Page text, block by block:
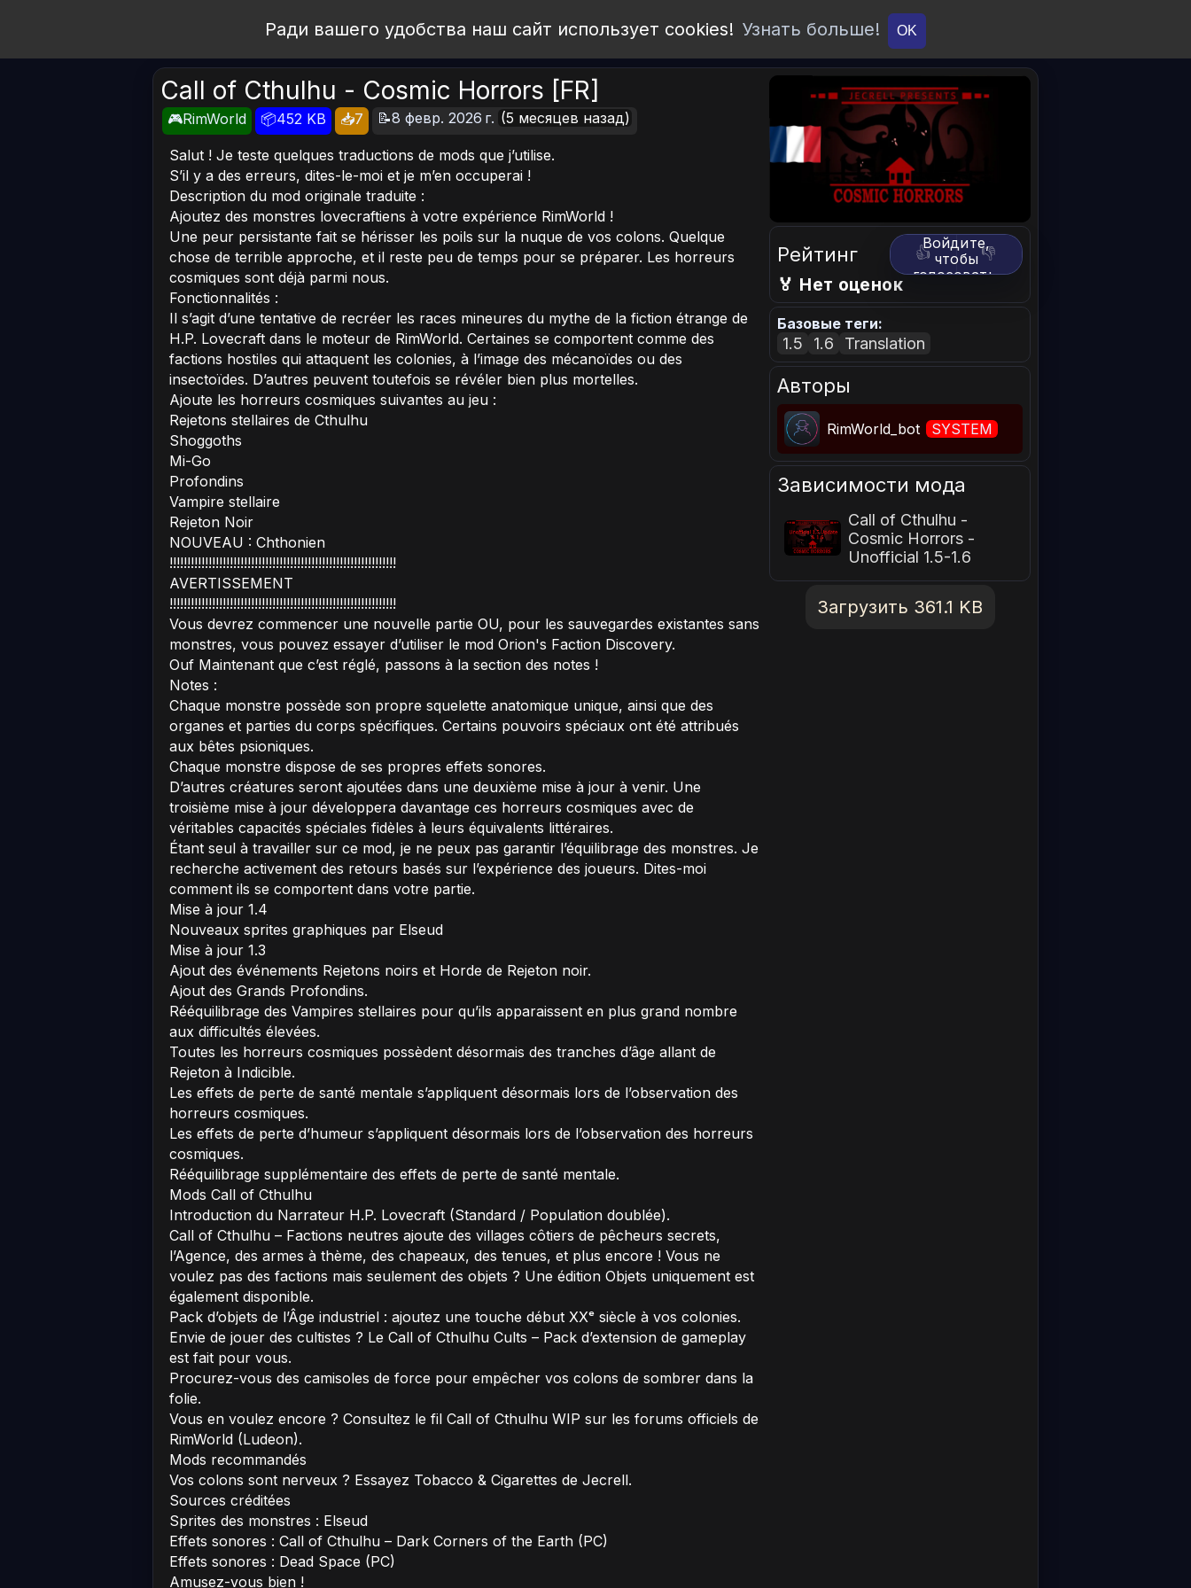
Ради вашего удобства наш сайт использует cookies! Узнать больше! OK
Call of Cthulhu - Cosmic Horrors [FR]
🎮RimWorld 📦452 KB 📥7 📝8 февр. 2026 г. (5 месяцев назад)
Salut ! Je teste quelques traductions de mods que j’utilise.
S’il y a des erreurs, dites-le-moi et je m’en occuperai !
Description du mod originale traduite :
Ajoutez des monstres lovecraftiens à votre expérience RimWorld !
Une peur persistante fait se hérisser les poils sur la nuque de vos colons. Quelque
chose de terrible approche, et il reste peu de temps pour se préparer. Les horreurs
cosmiques sont déjà parmi nous.
Fonctionnalités :
Il s’agit d’une tentative de recréer les races mineures du mythe de la fiction étrange de
H.P. Lovecraft dans le moteur de RimWorld. Certaines se comportent comme des
factions hostiles qui attaquent les colonies, à l’image des mécanoïdes ou des
insectoïdes. D’autres peuvent toutefois se révéler bien plus mortelles.
Ajoute les horreurs cosmiques suivantes au jeu :
Rejetons stellaires de Cthulhu
Shoggoths
Mi-Go
Profondins
Vampire stellaire
Rejeton Noir
NOUVEAU : Chthonien
!!!!!!!!!!!!!!!!!!!!!!!!!!!!!!!!!!!!!!!!!!!!!!!!!!!!!!!!!!!!!!!!
AVERTISSEMENT
!!!!!!!!!!!!!!!!!!!!!!!!!!!!!!!!!!!!!!!!!!!!!!!!!!!!!!!!!!!!!!!!
Vous devrez commencer une nouvelle partie OU, pour les sauvegardes existantes sans
monstres, vous pouvez essayer d’utiliser le mod Orion's Faction Discovery.
Ouf Maintenant que c’est réglé, passons à la section des notes !
Notes :
Chaque monstre possède son propre squelette anatomique unique, ainsi que des
organes et parties du corps spécifiques. Certains pouvoirs spéciaux ont été attribués
aux bêtes psioniques.
Chaque monstre dispose de ses propres effets sonores.
D’autres créatures seront ajoutées dans une deuxième mise à jour à venir. Une
troisième mise à jour développera davantage ces horreurs cosmiques avec de
véritables capacités spéciales fidèles à leurs équivalents littéraires.
Étant seul à travailler sur ce mod, je ne peux pas garantir l’équilibrage des monstres. Je
recherche activement des retours basés sur l’expérience des joueurs. Dites-moi
comment ils se comportent dans votre partie.
Mise à jour 1.4
Nouveaux sprites graphiques par Elseud
Mise à jour 1.3
Ajout des événements Rejetons noirs et Horde de Rejeton noir.
Ajout des Grands Profondins.
Rééquilibrage des Vampires stellaires pour qu’ils apparaissent en plus grand nombre
aux difficultés élevées.
Toutes les horreurs cosmiques possèdent désormais des tranches d’âge allant de
Rejeton à Indicible.
Les effets de perte de santé mentale s’appliquent désormais lors de l’observation des
horreurs cosmiques.
Les effets de perte d’humeur s’appliquent désormais lors de l’observation des horreurs
cosmiques.
Rééquilibrage supplémentaire des effets de perte de santé mentale.
Mods Call of Cthulhu
Introduction du Narrateur H.P. Lovecraft (Standard / Population doublée).
Call of Cthulhu – Factions neutres ajoute des villages côtiers de pêcheurs secrets,
l’Agence, des armes à thème, des chapeaux, des tenues, et plus encore ! Vous ne
voulez pas des factions mais seulement des objets ? Une édition Objets uniquement est
également disponible.
Pack d’objets de l’Âge industriel : ajoutez une touche début XXᵉ siècle à vos colonies.
Envie de jouer des cultistes ? Le Call of Cthulhu Cults – Pack d’extension de gameplay
est fait pour vous.
Procurez-vous des camisoles de force pour empêcher vos colons de sombrer dans la
folie.
Vous en voulez encore ? Consultez le fil Call of Cthulhu WIP sur les forums officiels de
RimWorld (Ludeon).
Mods recommandés
Vos colons sont nerveux ? Essayez Tobacco & Cigarettes de Jecrell.
Sources créditées
Sprites des monstres : Elseud
Effets sonores : Call of Cthulhu – Dark Corners of the Earth (PC)
Effets sonores : Dead Space (PC)
Amusez-vous bien !
Рейтинг 👍 👎
Войдите,
чтобы
голосовать.
🏅 Нет оценок
Базовые теги:
1.5 1.6 Translation
Авторы
RimWorld_bot SYSTEM
Зависимости мода
Call of Cthulhu -
Cosmic Horrors -
Unofficial 1.5-1.6
Загрузить 361.1 KB